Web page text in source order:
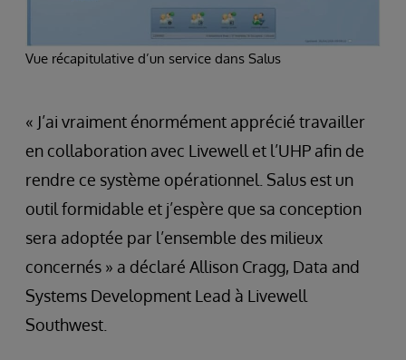
Vue récapitulative d’un service dans Salus
« J’ai vraiment énormément apprécié travailler
en collaboration avec Livewell et l’UHP afin de
rendre ce système opérationnel. Salus est un
outil formidable et j’espère que sa conception
sera adoptée par l’ensemble des milieux
concernés » a déclaré Allison Cragg, Data and
Systems Development Lead à Livewell
Southwest.